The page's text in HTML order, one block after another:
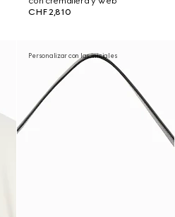
CHF 2,810
Personalizar con las iniciales